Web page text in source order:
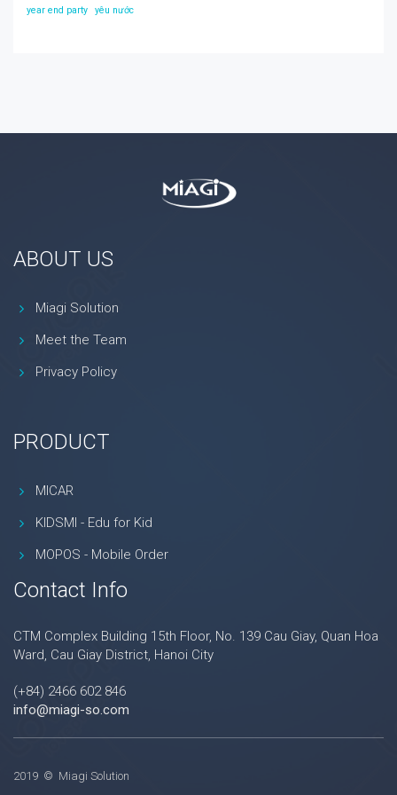
year end party yêu nước
ABOUT US
Miagi Solution
Meet the Team
Privacy Policy
PRODUCT
MICAR
KIDSMI - Edu for Kid
MOPOS - Mobile Order
Contact Info
CTM Complex Building 15th Floor, No. 139 Cau Giay, Quan Hoa
Ward, Cau Giay District, Hanoi City
(+84) 2466 602 846
info@miagi-so.com
2019 © Miagi Solution